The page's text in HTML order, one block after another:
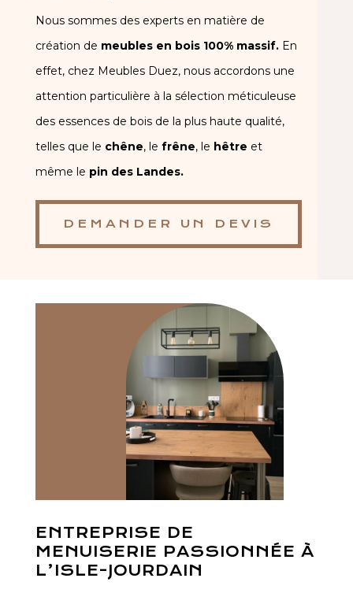
Nous sommes des experts en matière de
création de meubles en bois 100% massif.En
effet, chez Meubles Duez, nous accordons une
attention particulière à la sélection méticuleuse
des essences de bois de la plus haute qualité,
telles que le chêne, le frêne, le hêtre et
même le pin des Landes.
DEMANDER UN DEVIS
ENTREPRISE DE
MENUISERIE PASSIONNÉE À
L’ISLE-JOURDAIN